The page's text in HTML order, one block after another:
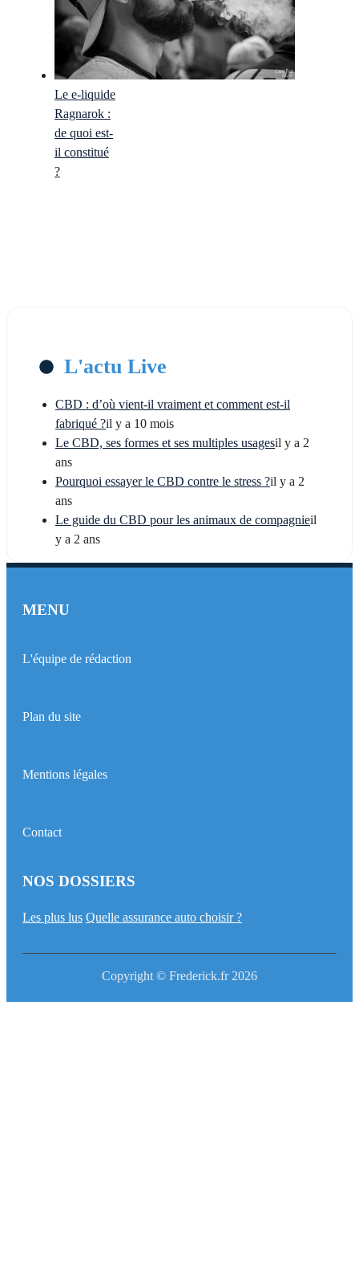
Le e-liquide
Ragnarok :
de quoi est-
il constitué
?
L'actu Live
CBD : d’où vient-il vraiment et comment est-il
fabriqué ?il y a 10 mois
Le CBD, ses formes et ses multiples usagesil y a 2
ans
Pourquoi essayer le CBD contre le stress ?il y a 2
ans
Le guide du CBD pour les animaux de compagnieil
y a 2 ans
MENU
L'équipe de rédaction
Plan du site
Mentions légales
Contact
NOS DOSSIERS
Les plus lus Quelle assurance auto choisir ?
Copyright © Frederick.fr 2026